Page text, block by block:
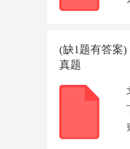
(缺1题有答案)
真题